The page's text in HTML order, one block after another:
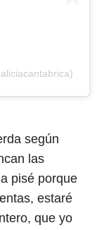
según
las
pisé porque
estaré
que yo